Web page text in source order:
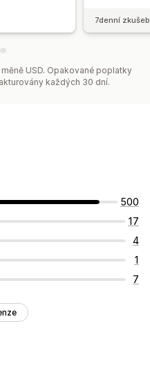
7denní
USD. Opakované poplatky
každých 30 dní.
500
17
4
1
7